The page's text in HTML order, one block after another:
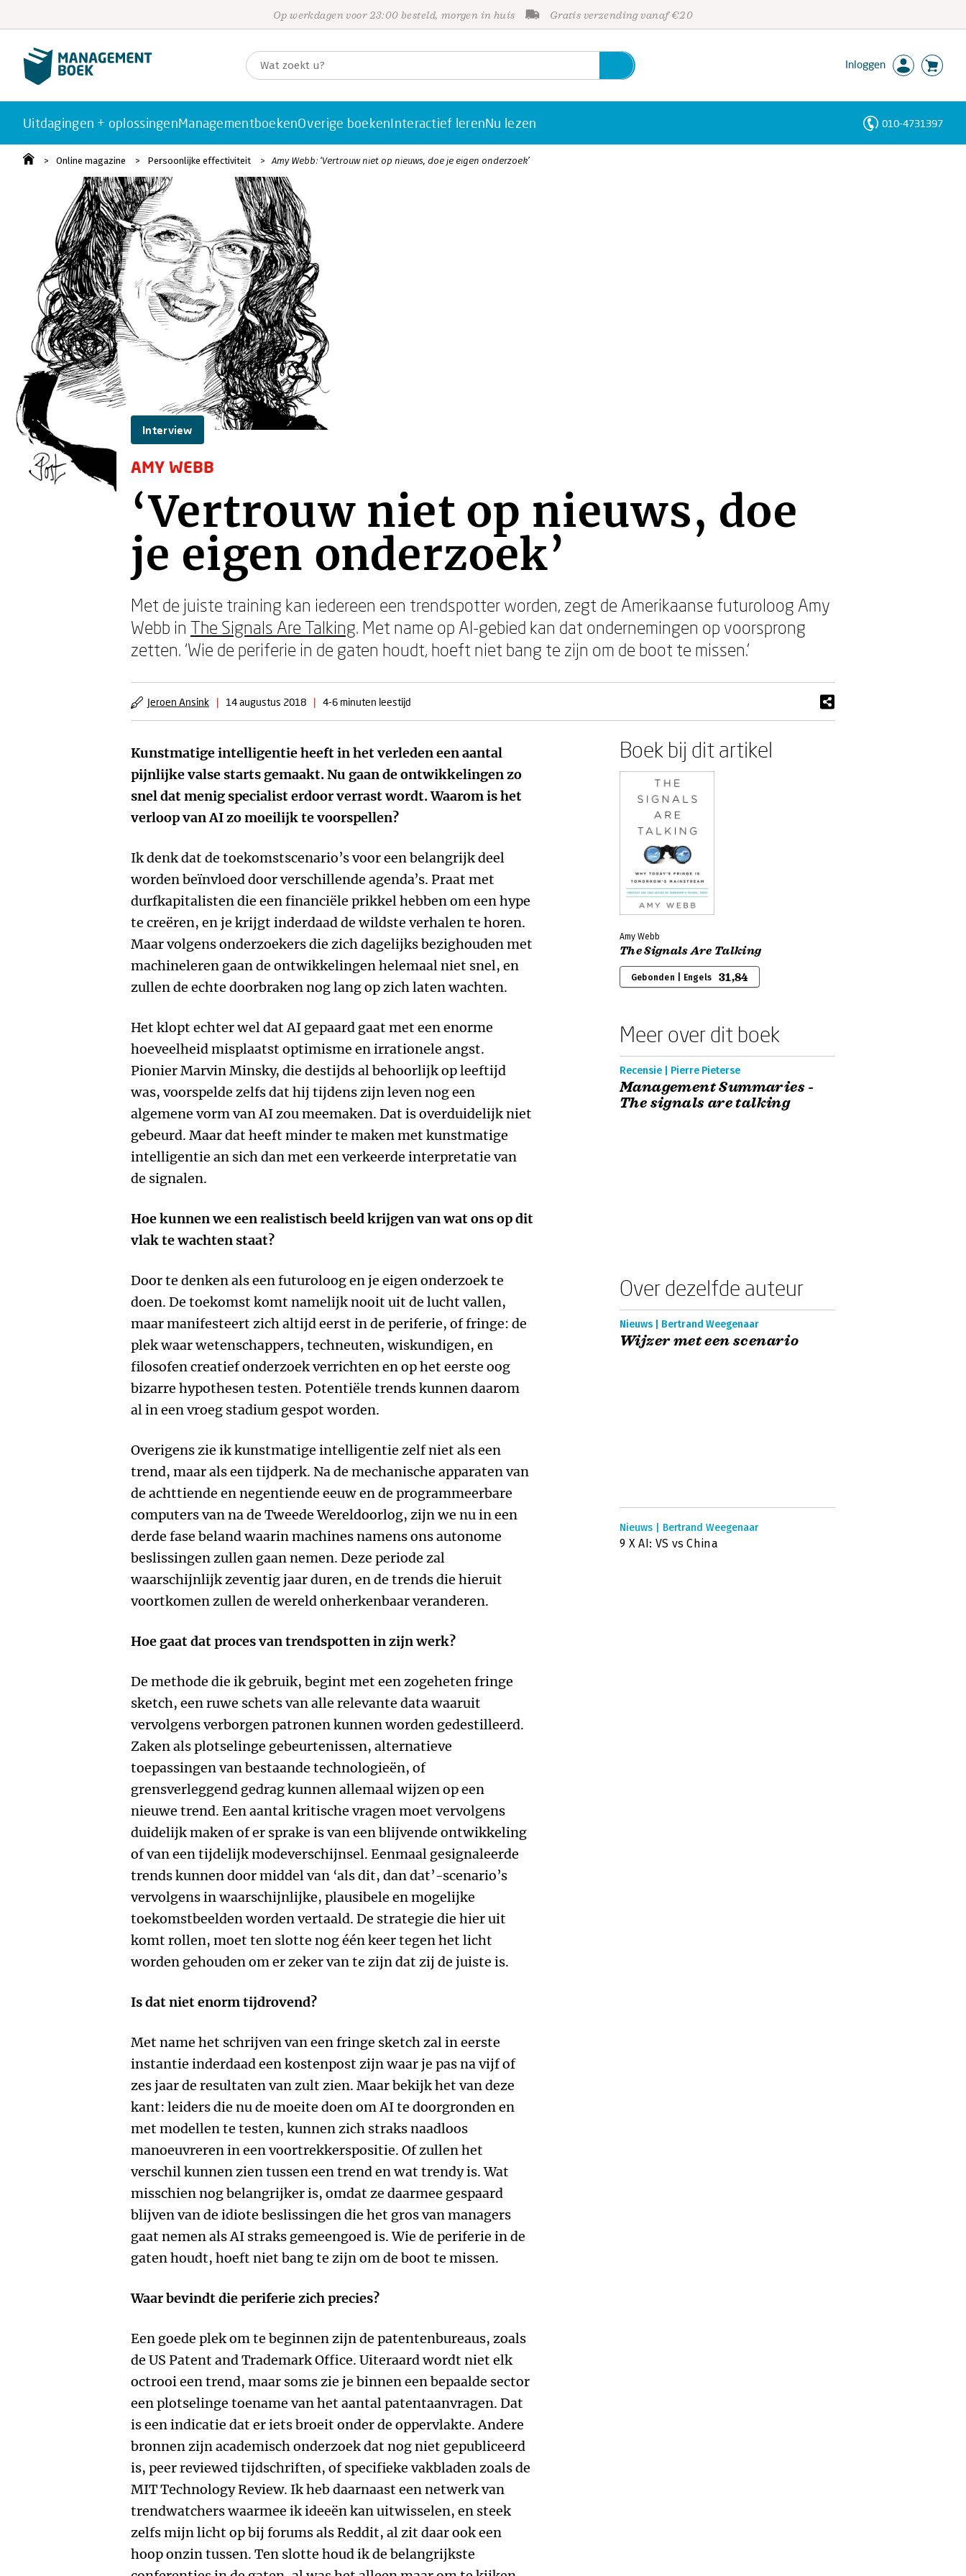
Op werkdagen voor 23:00 besteld, morgen in huis Gratis verzending vanaf €20
Inloggen
Uitdagingen + oplossingenManagementboekenOverige boekenInteractief lerenNu lezen 010-4731397
Online magazine Persoonlijke effectiviteit Amy Webb: ‘Vertrouw niet op nieuws, doe je eigen onderzoek’
Interview
AMY WEBB
‘Vertrouw niet op nieuws, doe
je eigen onderzoek’
Met de juiste training kan iedereen een trendspotter worden, zegt de Amerikaanse futuroloog Amy
Webb in The Signals Are Talking. Met name op AI-gebied kan dat ondernemingen op voorsprong
zetten. ‘Wie de periferie in de gaten houdt, hoeft niet bang te zijn om de boot te missen.’
Jeroen Ansink | 14 augustus 2018 | 4-6 minuten leestijd
Kunstmatige intelligentie heeft in het verleden een aantal
pijnlijke valse starts gemaakt. Nu gaan de ontwikkelingen zo
snel dat menig specialist erdoor verrast wordt. Waarom is het
verloop van AI zo moeilijk te voorspellen?
Ik denk dat de toekomstscenario’s voor een belangrijk deel
worden beïnvloed door verschillende agenda’s. Praat met
durfkapitalisten die een financiële prikkel hebben om een hype
te creëren, en je krijgt inderdaad de wildste verhalen te horen.
Maar volgens onderzoekers die zich dagelijks bezighouden met
machineleren gaan de ontwikkelingen helemaal niet snel, en
zullen de echte doorbraken nog lang op zich laten wachten.
Het klopt echter wel dat AI gepaard gaat met een enorme
hoeveelheid misplaatst optimisme en irrationele angst.
Pionier Marvin Minsky, die destijds al behoorlijk op leeftijd
was, voorspelde zelfs dat hij tijdens zijn leven nog een
algemene vorm van AI zou meemaken. Dat is overduidelijk niet
gebeurd. Maar dat heeft minder te maken met kunstmatige
intelligentie an sich dan met een verkeerde interpretatie van
de signalen.
Hoe kunnen we een realistisch beeld krijgen van wat ons op dit
vlak te wachten staat?
Door te denken als een futuroloog en je eigen onderzoek te
doen. De toekomst komt namelijk nooit uit de lucht vallen,
maar manifesteert zich altijd eerst in de periferie, of fringe: de
plek waar wetenschappers, techneuten, wiskundigen, en
filosofen creatief onderzoek verrichten en op het eerste oog
bizarre hypothesen testen. Potentiële trends kunnen daarom
al in een vroeg stadium gespot worden.
Overigens zie ik kunstmatige intelligentie zelf niet als een
trend, maar als een tijdperk. Na de mechanische apparaten van
de achttiende en negentiende eeuw en de programmeerbare
computers van na de Tweede Wereldoorlog, zijn we nu in een
derde fase beland waarin machines namens ons autonome
beslissingen zullen gaan nemen. Deze periode zal
waarschijnlijk zeventig jaar duren, en de trends die hieruit
voortkomen zullen de wereld onherkenbaar veranderen.
Hoe gaat dat proces van trendspotten in zijn werk?
De methode die ik gebruik, begint met een zogeheten fringe
sketch, een ruwe schets van alle relevante data waaruit
vervolgens verborgen patronen kunnen worden gedestilleerd.
Zaken als plotselinge gebeurtenissen, alternatieve
toepassingen van bestaande technologieën, of
grensverleggend gedrag kunnen allemaal wijzen op een
nieuwe trend. Een aantal kritische vragen moet vervolgens
duidelijk maken of er sprake is van een blijvende ontwikkeling
of van een tijdelijk modeverschijnsel. Eenmaal gesignaleerde
trends kunnen door middel van ‘als dit, dan dat’-scenario’s
vervolgens in waarschijnlijke, plausibele en mogelijke
toekomstbeelden worden vertaald. De strategie die hier uit
komt rollen, moet ten slotte nog één keer tegen het licht
worden gehouden om er zeker van te zijn dat zij de juiste is.
Is dat niet enorm tijdrovend?
Met name het schrijven van een fringe sketch zal in eerste
instantie inderdaad een kostenpost zijn waar je pas na vijf of
zes jaar de resultaten van zult zien. Maar bekijk het van deze
kant: leiders die nu de moeite doen om AI te doorgronden en
met modellen te testen, kunnen zich straks naadloos
manoeuvreren in een voortrekkerspositie. Of zullen het
verschil kunnen zien tussen een trend en wat trendy is. Wat
misschien nog belangrijker is, omdat ze daarmee gespaard
blijven van de idiote beslissingen die het gros van managers
gaat nemen als AI straks gemeengoed is. Wie de periferie in de
gaten houdt, hoeft niet bang te zijn om de boot te missen.
Waar bevindt die periferie zich precies?
Een goede plek om te beginnen zijn de patentenbureaus, zoals
de US Patent and Trademark Office. Uiteraard wordt niet elk
octrooi een trend, maar soms zie je binnen een bepaalde sector
een plotselinge toename van het aantal patentaanvragen. Dat
is een indicatie dat er iets broeit onder de oppervlakte. Andere
bronnen zijn academisch onderzoek dat nog niet gepubliceerd
is, peer reviewed tijdschriften, of specifieke vakbladen zoals de
MIT Technology Review. Ik heb daarnaast een netwerk van
trendwatchers waarmee ik ideeën kan uitwisselen, en steek
zelfs mijn licht op bij forums als Reddit, al zit daar ook een
hoop onzin tussen. Ten slotte houd ik de belangrijkste
Boek bij dit artikel
Amy Webb
The Signals Are Talking
Gebonden | Engels 31,84
Meer over dit boek
Recensie | Pierre Pieterse
Management Summaries -
The signals are talking
Over dezelfde auteur
Nieuws | Bertrand Weegenaar
Wijzer met een scenario
Nieuws | Bertrand Weegenaar
9 X AI: VS vs China
Personen